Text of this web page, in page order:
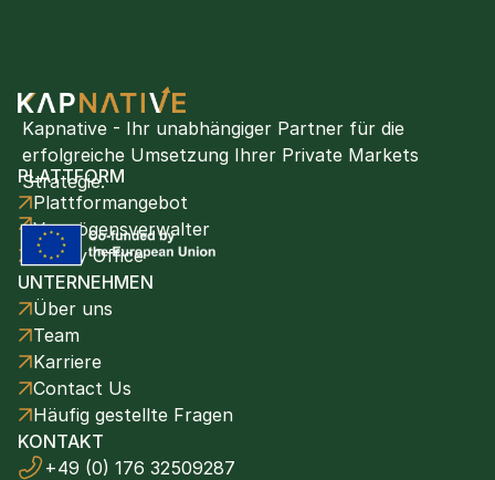
Kapnative - Ihr unabhängiger Partner für die
erfolgreiche Umsetzung Ihrer Private Markets
Strategie.
PLATTFORM
Plattformangebot
Vermögensverwalter
Family Office
UNTERNEHMEN
Über uns
Team
Karriere
Contact Us
Häufig gestellte Fragen
KONTAKT
+49 (0) 176 32509287